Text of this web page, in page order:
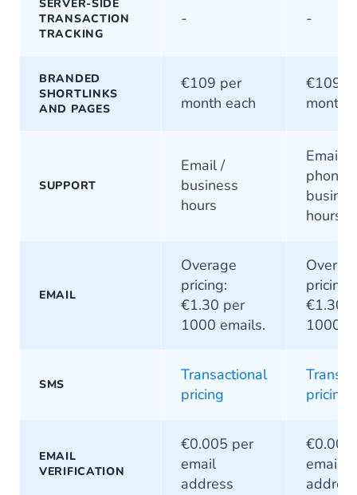
SERVER-SIDE
TRANSACTION
TRACKING
- -
BRANDED
SHORTLINKS
AND PAGES
€109 per
month each
€109
month
SUPPORT
Email /
business
hours
Email /
phone /
hours
EMAIL
Overage
pricing:
€1.30 per
1000 emails.
pricing:
€1.30
1000
SMS
Transactional
pricing
pricing
EMAIL
VERIFICATION
€0.005 per
email
address
€0.005
email